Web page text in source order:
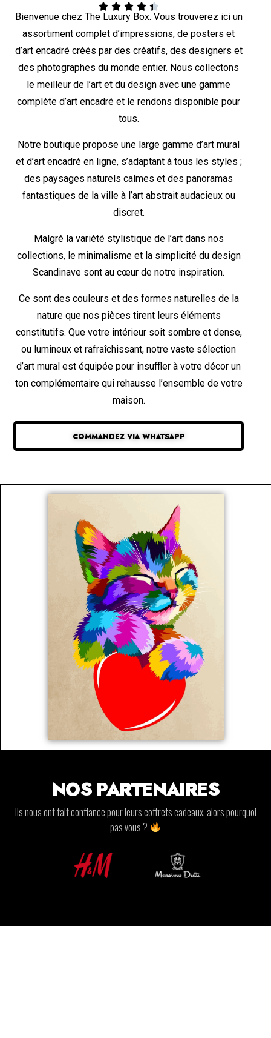
    
Bienvenue chez The Luxury Box. Vous trouverez ici un
assortiment complet d’impressions, de posters et
d’art encadré créés par des créatifs, des designers et
des photographes du monde entier. Nous collectons
le meilleur de l’art et du design avec une gamme
complète d’art encadré et le rendons disponible pour
tous.
Notre boutique propose une large gamme d’art mural
et d’art encadré en ligne, s’adaptant à tous les styles ;
des paysages naturels calmes et des panoramas
fantastiques de la ville à l’art abstrait audacieux ou
discret.
Malgré la variété stylistique de l’art dans nos
collections, le minimalisme et la simplicité du design
Scandinave sont au cœur de notre inspiration.
Ce sont des couleurs et des formes naturelles de la
nature que nos pièces tirent leurs éléments
constitutifs. Que votre intérieur soit sombre et dense,
ou lumineux et rafraîchissant, notre vaste sélection
d’art mural est équipée pour insuffler à votre décor un
ton complémentaire qui rehausse l’ensemble de votre
maison.
COMMANDEZ VIA WHATSAPP
NOS PARTENAIRES
Ils nous ont fait confiance pour leurs coffrets cadeaux, alors pourquoi
pas vous ?